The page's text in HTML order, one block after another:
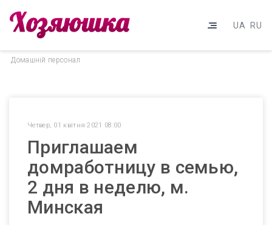
UA RU
Домашнiй персонал
Четвер, 01 квітня 2021 08:00
Приглашаем
домработницу в семью,
2 дня в неделю, м.
Минская